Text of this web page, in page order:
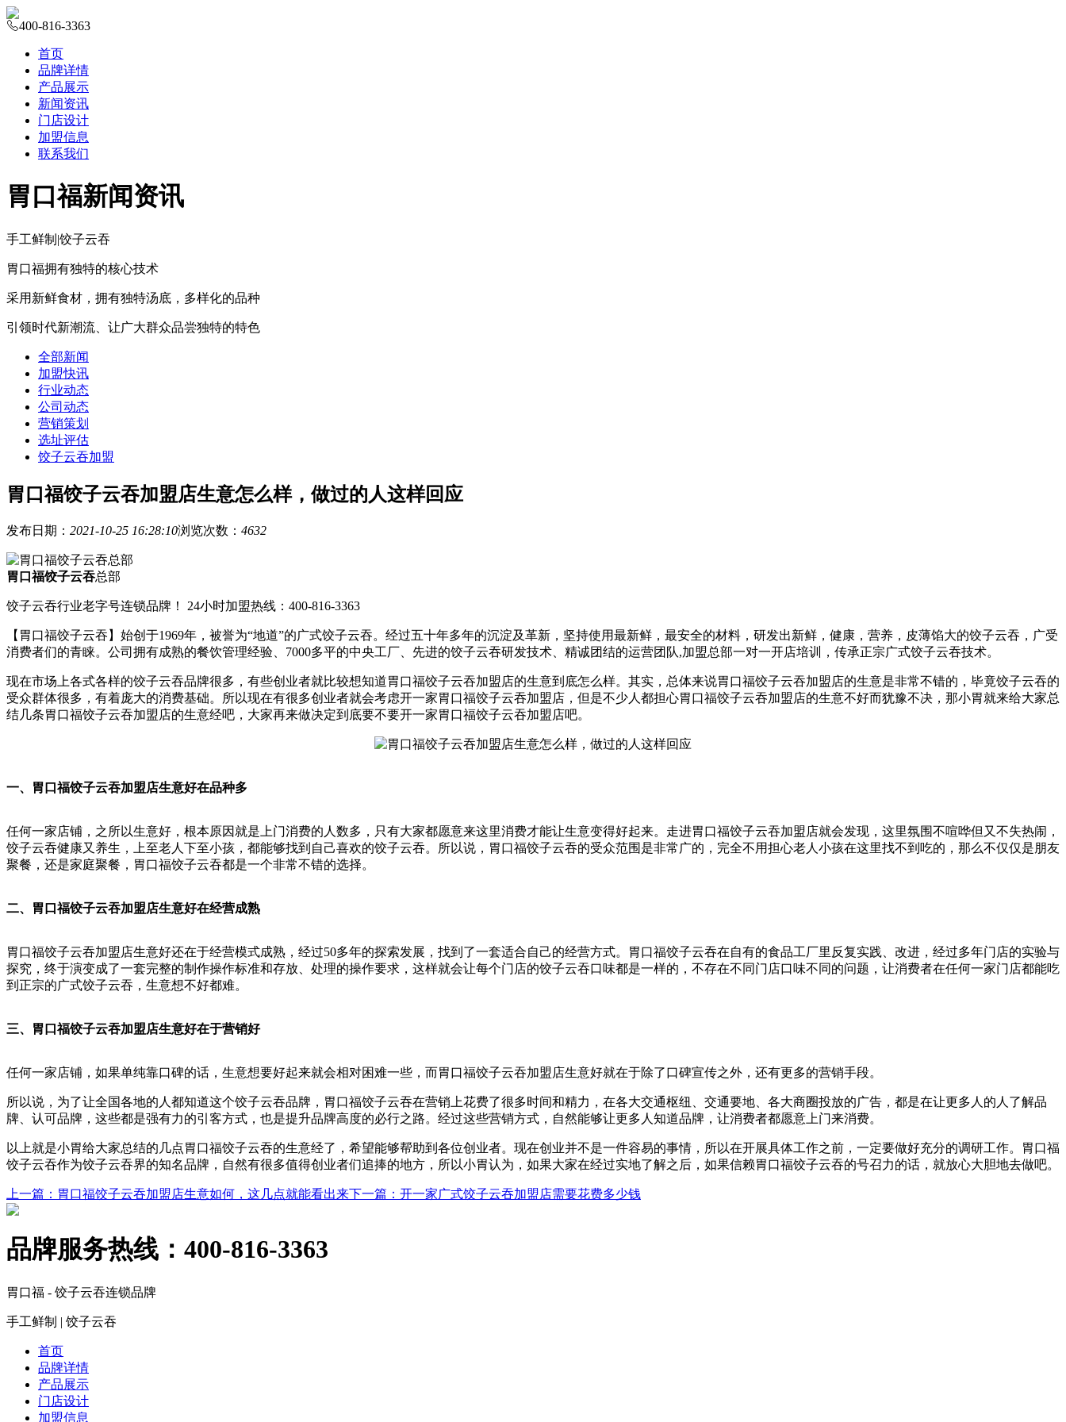
400-816-3363
首页
品牌详情
产品展示
新闻资讯
门店设计
加盟信息
联系我们
胃口福新闻资讯
手工鲜制 |饺子云吞
胃口福拥有独特的核心技术
采用新鲜食材，拥有独特汤底，多样化的品种
引领时代新潮流、让广大群众品尝独特的特色
全部新闻
加盟快讯
行业动态
公司动态
营销策划
选址评估
饺子云吞加盟
胃口福饺子云吞加盟店生意怎么样，做过的人这样回应
发布日期： 2021-10-25 16:28:10浏览次数： 4632
胃口福饺子云吞总部
饺子云吞行业老字号连锁品牌！ 24小时加盟热线：400-816-3363
【胃口福饺子云吞】始创于1969年，被誉为“地道”的广式饺子云吞。经过五十年多年的沉淀及革新，坚持使用最新鲜，最安全的材料，研发出新鲜，健康，营养，皮薄馅大的饺子云吞，广受
消费者们的青睐。公司拥有成熟的餐饮管理经验、7000多平的中央工厂、先进的饺子云吞研发技术、精诚团结的运营团队,加盟总部一对一开店培训，传承正宗广式饺子云吞技术。
现在市场上各式各样的饺子云吞品牌很多，有些创业者就比较想知道胃口福饺子云吞加盟店的生意到底怎么样。其实，总体来说胃口福饺子云吞加盟店的生意是非常不错的，毕竟饺子云吞的
受众群体很多，有着庞大的消费基础。所以现在有很多创业者就会考虑开一家胃口福饺子云吞加盟店，但是不少人都担心胃口福饺子云吞加盟店的生意不好而犹豫不决，那小胃就来给大家总
结几条胃口福饺子云吞加盟店的生意经吧，大家再来做决定到底要不要开一家胃口福饺子云吞加盟店吧。
一、胃口福饺子云吞加盟店生意好在品种多
任何一家店铺，之所以生意好，根本原因就是上门消费的人数多，只有大家都愿意来这里消费才能让生意变得好起来。走进胃口福饺子云吞加盟店就会发现，这里氛围不喧哗但又不失热闹，
饺子云吞健康又养生，上至老人下至小孩，都能够找到自己喜欢的饺子云吞。所以说，胃口福饺子云吞的受众范围是非常广的，完全不用担心老人小孩在这里找不到吃的，那么不仅仅是朋友
聚餐，还是家庭聚餐，胃口福饺子云吞都是一个非常不错的选择。
二、胃口福饺子云吞加盟店生意好在经营成熟
胃口福饺子云吞加盟店生意好还在于经营模式成熟，经过50多年的探索发展，找到了一套适合自己的经营方式。胃口福饺子云吞在自有的食品工厂里反复实践、改进，经过多年门店的实验与
探究，终于演变成了一套完整的制作操作标准和存放、处理的操作要求，这样就会让每个门店的饺子云吞口味都是一样的，不存在不同门店口味不同的问题，让消费者在任何一家门店都能吃
到正宗的广式饺子云吞，生意想不好都难。
三、胃口福饺子云吞加盟店生意好在于营销好
任何一家店铺，如果单纯靠口碑的话，生意想要好起来就会相对困难一些，而胃口福饺子云吞加盟店生意好就在于除了口碑宣传之外，还有更多的营销手段。
所以说，为了让全国各地的人都知道这个饺子云吞品牌，胃口福饺子云吞在营销上花费了很多时间和精力，在各大交通枢纽、交通要地、各大商圈投放的广告，都是在让更多人的人了解品
牌、认可品牌，这些都是强有力的引客方式，也是提升品牌高度的必行之路。经过这些营销方式，自然能够让更多人知道品牌，让消费者都愿意上门来消费。
以上就是小胃给大家总结的几点胃口福饺子云吞的生意经了，希望能够帮助到各位创业者。现在创业并不是一件容易的事情，所以在开展具体工作之前，一定要做好充分的调研工作。胃口福
饺子云吞作为饺子云吞界的知名品牌，自然有很多值得创业者们追捧的地方，所以小胃认为，如果大家在经过实地了解之后，如果信赖胃口福饺子云吞的号召力的话，就放心大胆地去做吧。
上一篇 ：胃口福饺子云吞加盟店生意如何，这几点就能看出来下一篇 ：开一家广式饺子云吞加盟店需要花费多少钱
品牌服务热线： 400-816-3363
胃口福 - 饺子云吞连锁品牌
手工鲜制 | 饺子云吞
首页
品牌详情
产品展示
门店设计
加盟信息